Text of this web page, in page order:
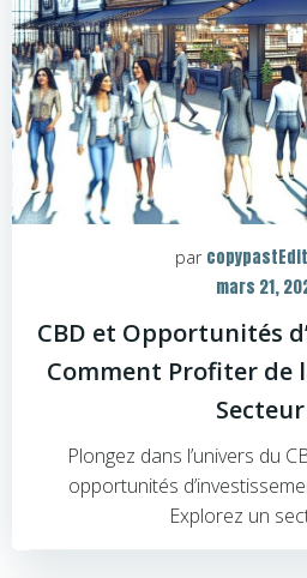
par
mars 21,
CBD et Opportunités
Comment Profiter de
Secteur
Plongez dans l’univers du
opportunités
Explorez un